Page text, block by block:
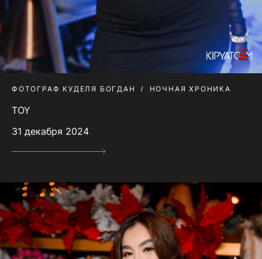
ФОТОГРАФ КУДЕЛЯ БОГДАН НОЧНАЯ ХРОНИКА
TOY
31 декабря 2024